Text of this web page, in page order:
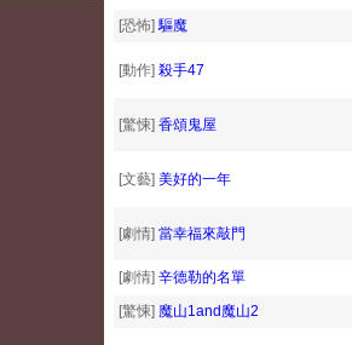
[恐怖] 驅魔
[動作] 殺手47
[驚悚] 香頌鬼屋
[文藝] 美好的一年
[劇情] 當幸福來敲門
[劇情] 辛德勒的名單
[驚悚] 魔山1and魔山2